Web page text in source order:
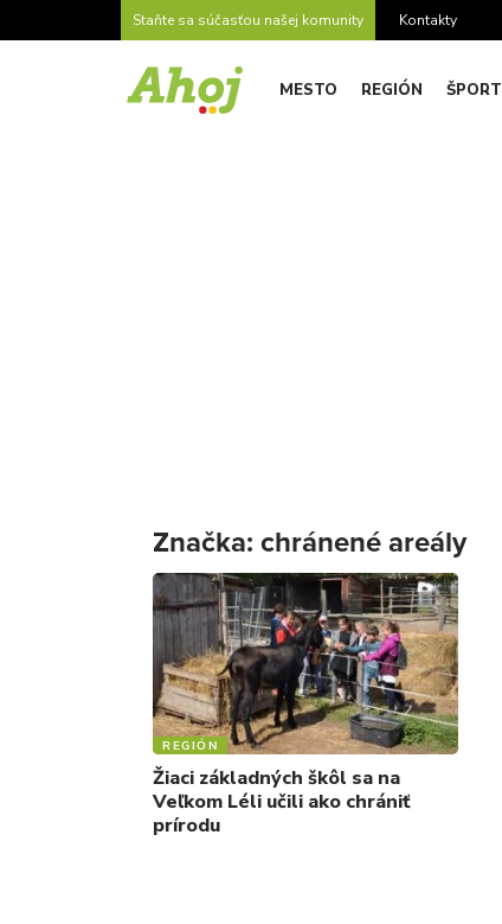
Staňte sa súčasťou našej komunity Kontakty
MESTO REGIÓN ŠPORT
Značka: chránené areály
REGIÓN
Žiaci základných škôl sa na
Veľkom Léli učili ako chrániť
prírodu